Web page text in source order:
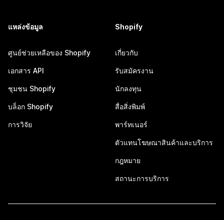
แหล่งข้อมูล
ศูนย์ช่วยเหลือของ Shopify
เอกสาร API
ชุมชน Shopify
บล็อก Shopify
การวิจัย
Shopify
เกี่ยวกับ
รับสมัครงาน
นักลงทุน
สื่อสิ่งพิมพ์
พาร์ทเนอร์
ตัวแทนโฆษณาสินค้าและบริการ
กฎหมาย
สถานะการบริการ